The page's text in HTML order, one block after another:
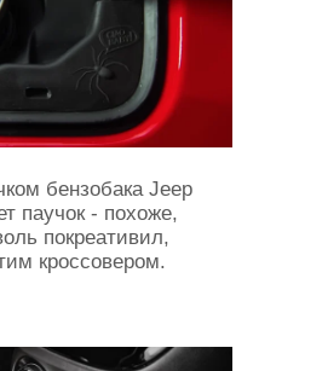
бензобака Jeep
паучок - похоже,
покреативил,
кроссовером.